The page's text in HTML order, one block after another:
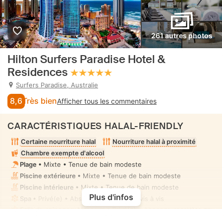
261 autres photos
Hilton Surfers Paradise Hotel &
Residences
Surfers Paradise, Australie
8,6 Très bienAfficher tous les commentaires
CARACTÉRISTIQUES HALAL-FRIENDLY
Certaine nourriture halal
Nourriture halal à proximité
Chambre exempte d'alcool
Plage • Mixte • Tenue de bain modeste
Piscine extérieure • Mixte • Tenue de bain modeste
Piscine intérieure • Mixte • Tenue de bain modeste
Spa
• Privé(e) • Absence complète de vis à vis
Plus d'infos